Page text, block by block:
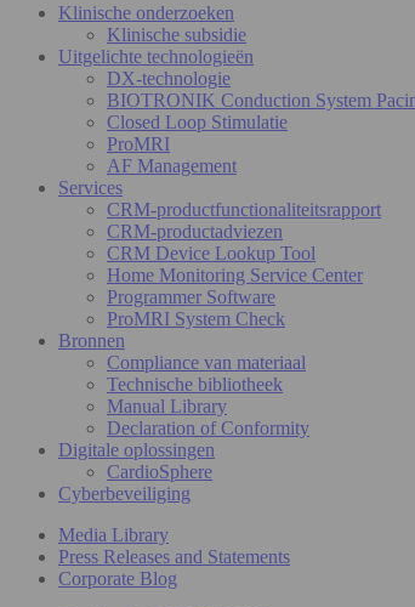
Klinische onderzoeken
Klinische subsidie
Uitgelichte technologieën
DX-technologie
BIOTRONIK Conduction System
Closed Loop Stimulatie
ProMRI
AF Management
Services
CRM-productfunctionaliteitsrapport
CRM-productadviezen
CRM Device Lookup Tool
Home Monitoring Service Center
Programmer Software
ProMRI System Check
Bronnen
Compliance van materiaal
Technische bibliotheek
Manual Library
Declaration of Conformity
Digitale oplossingen
CardioSphere
Cyberbeveiliging
Media Library
Press Releases and Statements
Corporate Blog